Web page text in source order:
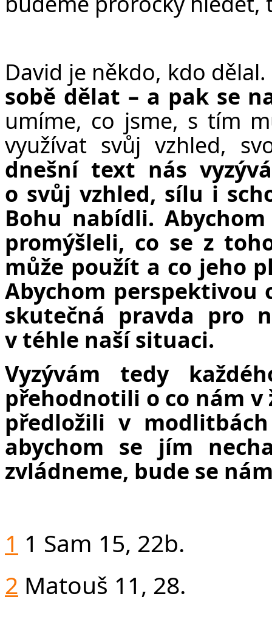
David je někdo, kdo
sobě dělat – a pak se
umíme, co jsme, s tím
využívat svůj vzhled,
dnešní text nás
o svůj vzhled, sílu i
Bohu nabídli.
promýšleli, co se z
může použít a co jeho
Abychom
skutečná pravda pro
v téhle naší situaci.
Vyzývám tedy
přehodnotili o co nám
předložili v
abychom se jím
zvládneme, bude se
1 1 Sam 15, 22b.
2 Matouš 11, 28.